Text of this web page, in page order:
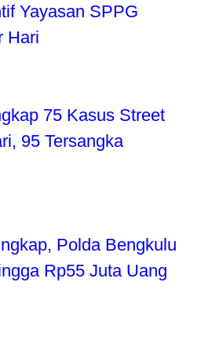
Yayasan SPPG
Hari
75 Kasus Street
95 Tersangka
Polda Bengkulu
Rp55 Juta Uang